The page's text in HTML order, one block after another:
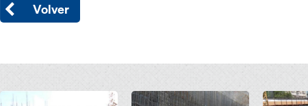
Volver
Open Open Open